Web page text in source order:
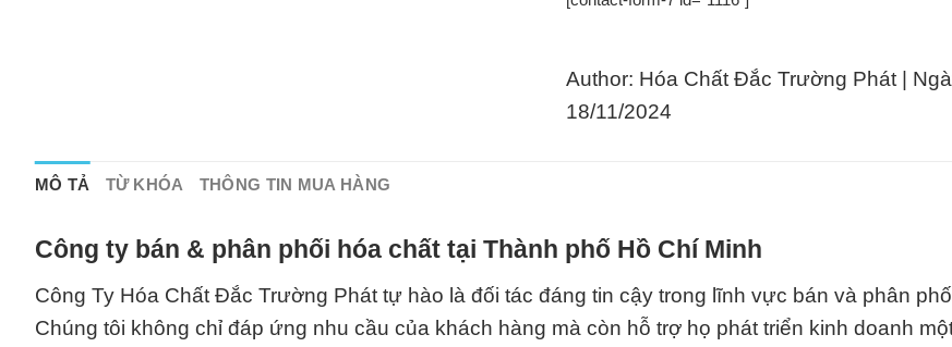
Author: Hóa Chất Đắc Trường Phát |
18/11/2024
MÔ TẢ TỪ KHÓA THÔNG TIN MUA HÀNG
Công ty bán & phân phối hóa chất tại Thành phố Hồ Chí Minh
Công Ty Hóa Chất Đắc Trường Phát tự hào là đối tác đáng tin cậy trong lĩnh vực bán và phân
Chúng tôi không chỉ đáp ứng nhu cầu của khách hàng mà còn hỗ trợ họ phát triển kinh doanh